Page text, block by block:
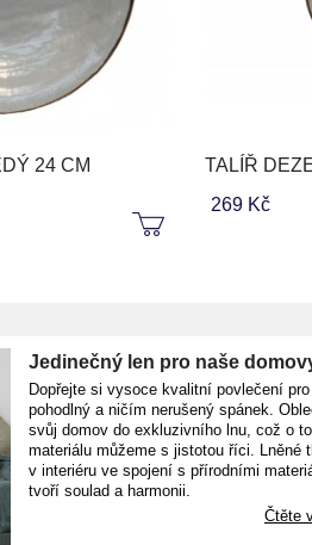
24 CM
TALÍŘ
269 Kč
Jedinečný len pro naše
Dopřejte si vysoce kvalitní povlečení pro
pohodlný a ničím nerušený spánek.
svůj domov do exkluzivního lnu, což o
materiálu můžeme s jistotou říci. Lněné
v interiéru ve spojení s přírodními
tvoří soulad a harmonii.
Čtěte